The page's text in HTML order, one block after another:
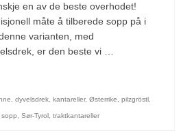
en av de beste overhodet!
måte å tilberede sopp på i
varianten, med
er den beste vi …
, dyvelsdrek, kantareller, Østerrike, pilzgröstl,
sopp, Sør-Tyrol, traktkantareller